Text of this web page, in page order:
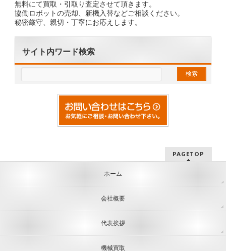
無料にて買取・引取り査定させて頂きます。
協働ロボットの売却、新機入替などご相談ください。
秘密厳守、親切・丁寧にお応えします。
サイト内ワード検索
PAGETOP
ホーム
会社概要
代表挨拶
機械買取